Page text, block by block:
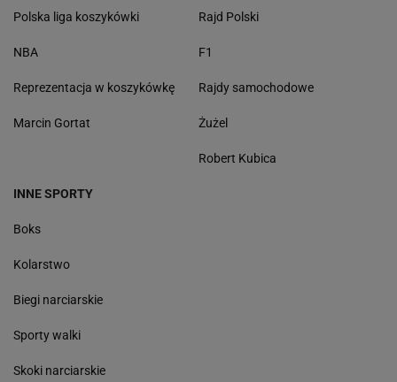
Polska liga koszykówki
NBA
Reprezentacja w koszykówkę
Marcin Gortat
Rajd Polski
F1
Rajdy samochodowe
Żużel
Robert Kubica
INNE SPORTY
Boks
Kolarstwo
Biegi narciarskie
Sporty walki
Skoki narciarskie